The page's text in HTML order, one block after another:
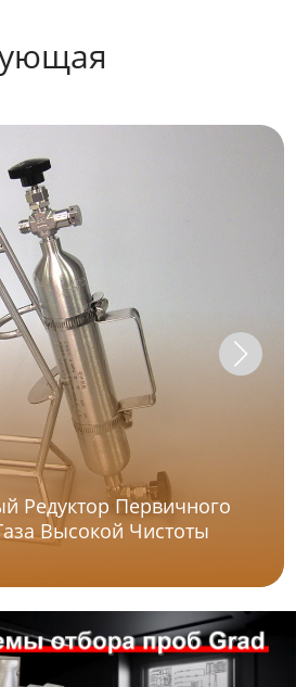
Редуктор Первичного
Высокой Чистоты